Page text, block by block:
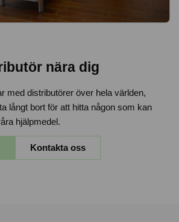
nära dig
med distributörer över hela världen,
långt bort för att hitta någon som kan
hjälpmedel.
Kontakta oss